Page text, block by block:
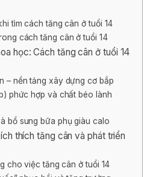
tìm cách tăng cân ở tuổi 14
cách tăng cân ở tuổi 14
học: Cách tăng cân ở tuổi 14
– nền tảng xây dựng cơ bắp
phức hợp và chất béo lành
bổ sung bữa phụ giàu calo
thích tăng cân và phát triển
cho việc tăng cân ở tuổi 14